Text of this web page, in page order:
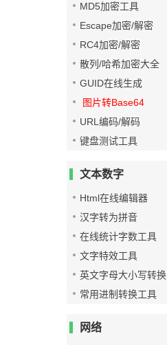
MD5加密工具
Escape加密/解密
RC4加密/解密
散列/哈希加密大全
GUID在线生成
图片转Base64
URL编码/解码
键盘测试工具
文本数字
Html在线编辑器
汉字转为拼音
在线统计字数工具
文字特效工具
英文字母大小写转换
常用进制转换工具
网络